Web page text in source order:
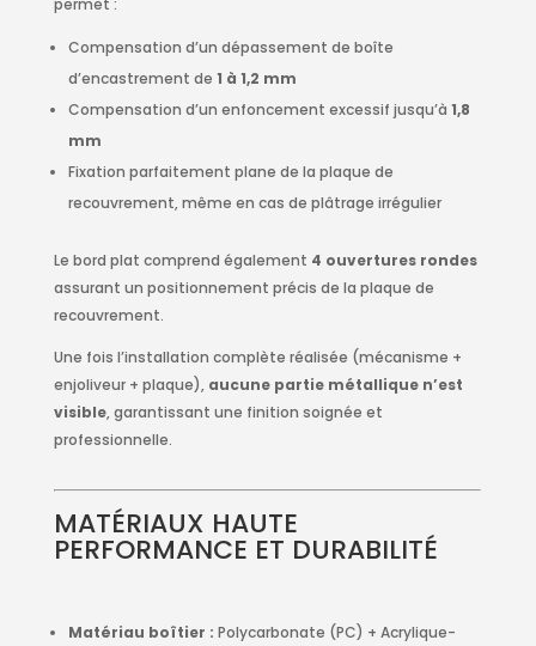
Compensation d’un dépassement de boîte
d’encastrement de 1 à 1,2 mm
Compensation d’un enfoncement excessif jusqu’à 1,8
mm
Fixation parfaitement plane de la plaque de
recouvrement, même en cas de plâtrage irrégulier
Le bord plat comprend également 4 ouvertures rondes
assurant un positionnement précis de la plaque de
recouvrement.
Une fois l’installation complète réalisée (mécanisme +
enjoliveur + plaque), aucune partie métallique n’est
visible, garantissant une finition soignée et
professionnelle.
MATÉRIAUX HAUTE
PERFORMANCE ET DURABILITÉ
Matériau boîtier : Polycarbonate (PC) + Acrylique-